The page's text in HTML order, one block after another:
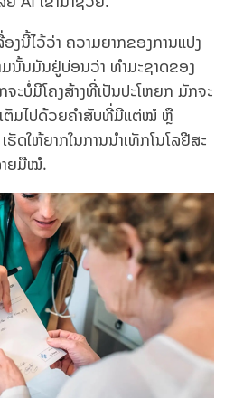
ງນີ້ໄວ້ວ່າ ຄວາມຍາກຂອງການແປງ
ນັ້ນມັນຢູ່ບ່ອນວ່າ ທຳມະຊາດຂອງ
ບໍ່ມີໂຄງສ້າງທີ່ເປັນປະໂຫຍກ ມັກຈະ
ຕັມໄປດ້ວຍຄຳສັບທີ່ມີແຕ່ໝໍ ຫຼື
ຮັດໃຫ້ຍາກໃນການນຳເທັກໂນໂລຢີສະ
າຍມືໝໍ.